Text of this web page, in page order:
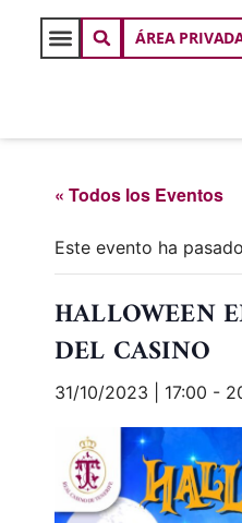
ÁREA
« Todos los Eventos
Este evento ha
HALLOWEEN
DEL CASINO
31/10/2023 | 17:00 -